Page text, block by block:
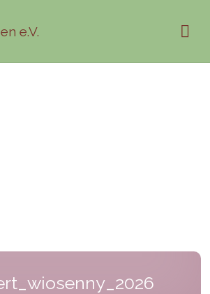
e.V.